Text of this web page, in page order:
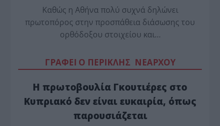
Καθώς η Αθήνα πολύ συχνά δηλώνει
πρωτοπόρος στην προσπάθεια διάσωσης του
ορθόδοξου στοιχείου και…
ΓΡΑΦΕΙ Ο ΠΕΡΙΚΛΗΣ ΝΕΑΡΧΟΥ
Η πρωτοβουλία Γκουτιέρες στο
Κυπριακό δεν είναι ευκαιρία, όπως
παρουσιάζεται